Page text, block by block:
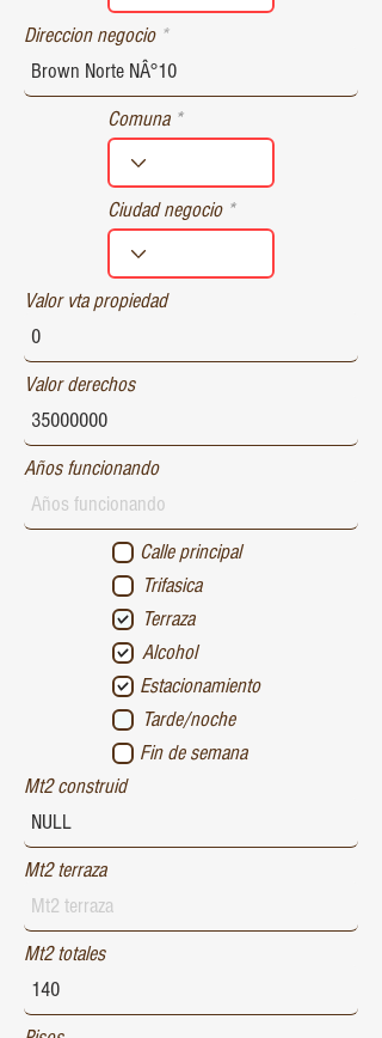
d
Direccion negocio
Comuna
Ciudad negocio
Valor vta propiedad
Valor derechos
Años funcionando
Calle principal
Trifasica
Terraza
Alcohol
Estacionamiento
Tarde/noche
Fin de semana
Mt2 construid
Mt2 terraza
Mt2 totales